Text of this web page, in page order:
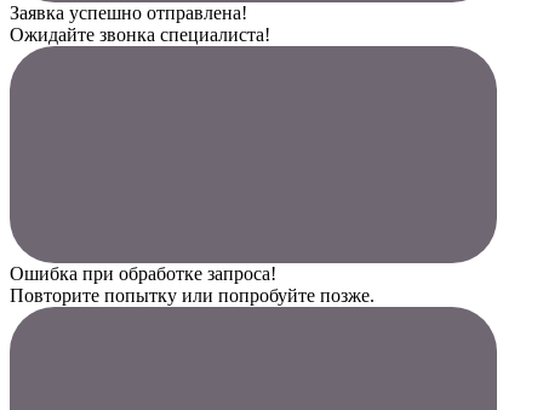
Заявка успешно отправлена!
Ожидайте звонка специалиста!
Ошибка при обработке запроса!
Повторите попытку или попробуйте позже.